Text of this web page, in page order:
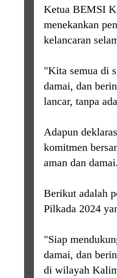
Ketua BEMSI
menekankan
kelancaran
"Kita semua di
damai, dan
lancar, tanpa
Adapun
komitmen
aman dan damai.
Berikut adalah
Pilkada 2024
"Siap
damai, dan
di wilayah